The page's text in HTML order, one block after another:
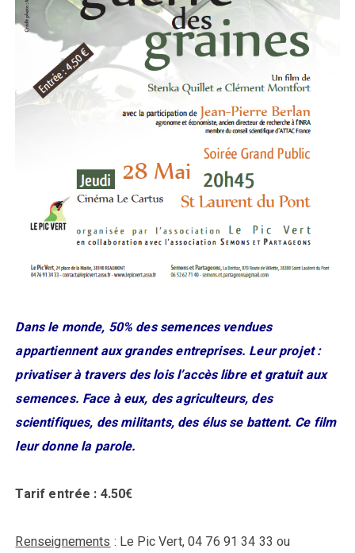
Dans le monde, 50% des semences vendues
appartiennent aux grandes entreprises. Leur projet :
privatiser à travers des lois l’accès libre et gratuit aux
semences. Face à eux, des agriculteurs, des
scientifiques, des militants, des élus se battent. Ce film
leur donne la parole.
Tarif entrée : 4.50€
Renseignements: Le Pic Vert, 04 76 91 34 33 ou